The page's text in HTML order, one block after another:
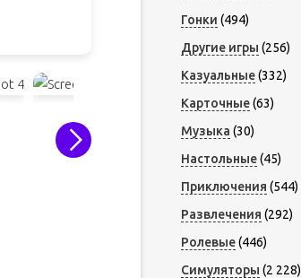
Гонки (494)
Другие игры (256)
Казуальные(332)
Карточные(63)
Музыка (30)
Настольные(45)
Приключения (544)
Развлечения (292)
Ролевые(446)
Симуляторы (2 228)